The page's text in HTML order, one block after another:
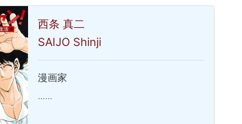
西条 真二
SAIJO Shinji
漫画家
……